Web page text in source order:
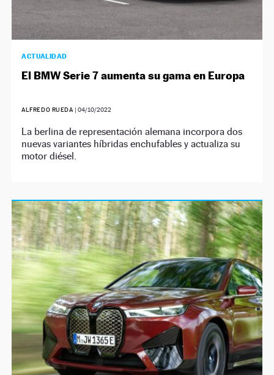
ACTUALIDAD
El BMW Serie 7 aumenta su gama en Europa
ALFREDO RUEDA | 04/10/2022
La berlina de representación alemana incorpora dos
nuevas variantes híbridas enchufables y actualiza su
motor diésel.